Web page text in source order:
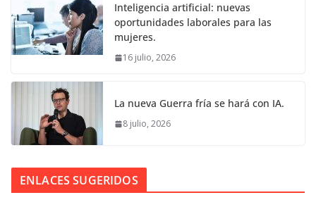
Inteligencia artificial: nuevas
oportunidades laborales para las
mujeres.
16 julio, 2026
La nueva Guerra fría se hará con IA.
8 julio, 2026
ENLACES SUGERIDOS